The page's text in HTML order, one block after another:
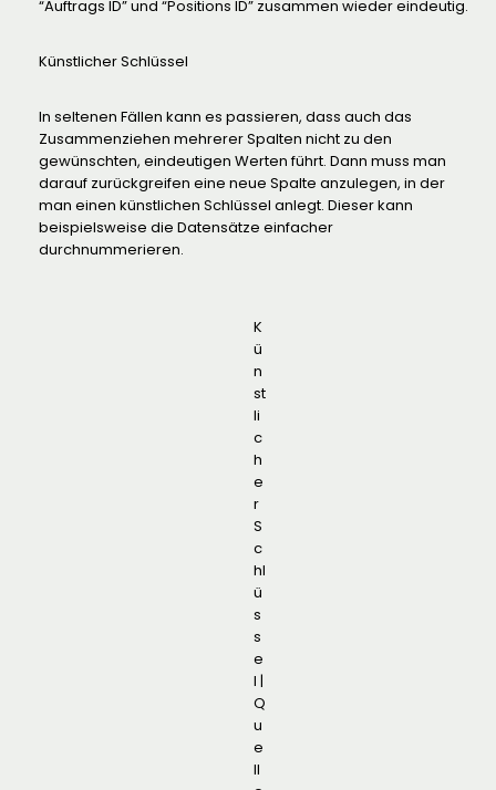
“Auftrags ID” und “Positions ID” zusammen wieder eindeutig.
Künstlicher Schlüssel
In seltenen Fällen kann es passieren, dass auch das
Zusammenziehen mehrerer Spalten nicht zu den
gewünschten, eindeutigen Werten führt. Dann muss man
darauf zurückgreifen eine neue Spalte anzulegen, in der
man einen künstlichen Schlüssel anlegt. Dieser kann
beispielsweise die Datensätze einfacher
durchnummerieren.
K
ü
n
st
li
c
h
e
r
S
c
hl
ü
s
s
e
l |
Q
u
e
ll